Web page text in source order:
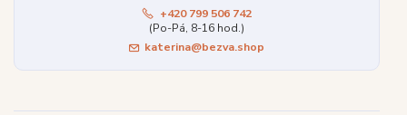
+420 799 506 742
(Po-Pá, 8-16 hod.)
katerina@bezva.shop